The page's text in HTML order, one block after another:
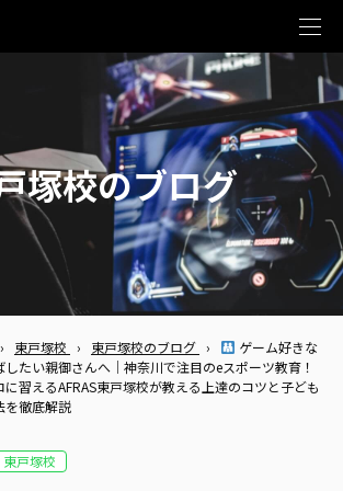
t
e
n
a
v
i
g
a
t
n
塚校のブログ
› 東戸塚校 › 東戸塚校のブログ ›
ゲーム好きな
たい親御さんへ｜神奈川で注目のeスポーツ教育！
習えるAFRAS東戸塚校が教える上達のコツと子ども
を徹底解説
東戸塚校